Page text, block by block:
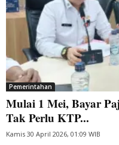
Pemerintahan
Mulai 1 Mei, Bayar
Tak Perlu KTP...
Kamis 30 April 2026, 01:09 WIB